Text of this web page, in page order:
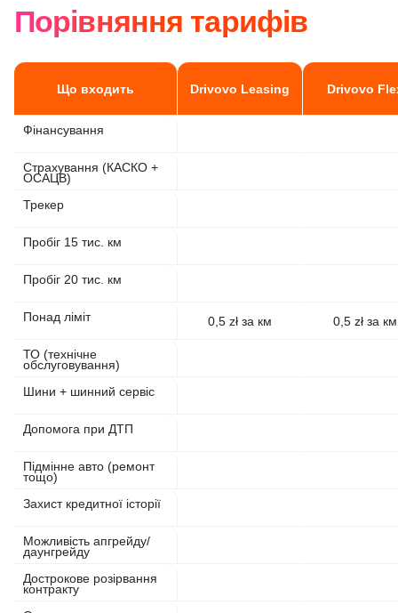
Порівняння тарифів
Що входить
Фінансування
Страхування (КАСКО +
ОСАЦВ)
Трекер
Пробіг 15 тис. км
Пробіг 20 тис. км
Понад ліміт
ТО (технічне
обслуговування)
Шини + шинний сервіс
Допомога при ДТП
Підмінне авто (ремонт
тощо)
Захист кредитної історії
Можливість апгрейду/
даунгрейду
Дострокове розірвання
контракту
Drivovo Leasing
0,5 zł за км
Drivovo
0,5 zł за км